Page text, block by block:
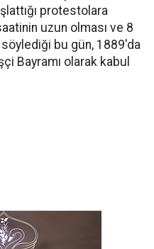
protestolara
uzun olması ve 8
bu gün, 1889'da
Bayramı olarak kabul